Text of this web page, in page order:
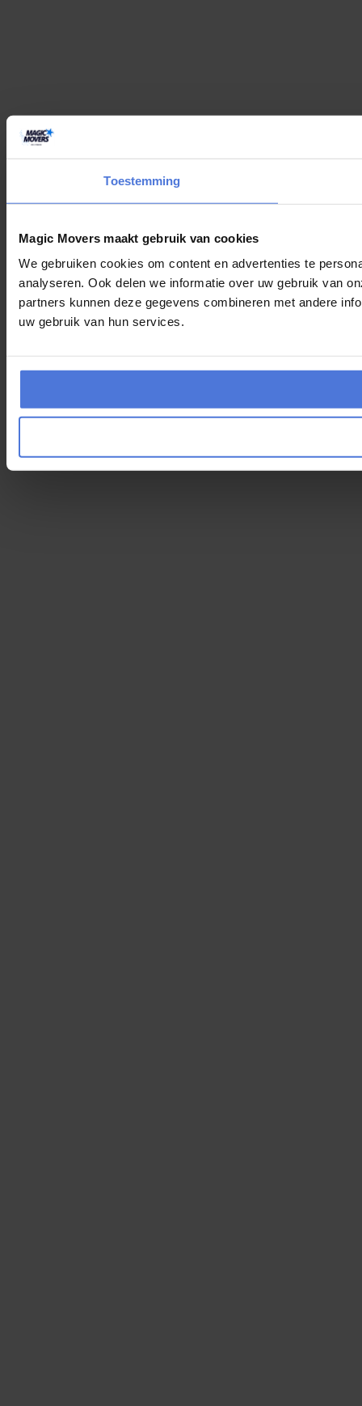
Toestemming
Magic Movers maakt gebruik van cookies
We gebruiken cookies om content en advertenties te
analyseren. Ook delen we informatie over uw gebruik van
partners kunnen deze gegevens combineren met andere
uw gebruik van hun services.